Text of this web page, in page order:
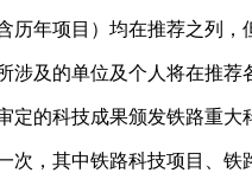
年项目）均在推荐之列，
及的单位及个人将在推荐
的科技成果颁发铁路重大
，其中铁路科技项目、铁